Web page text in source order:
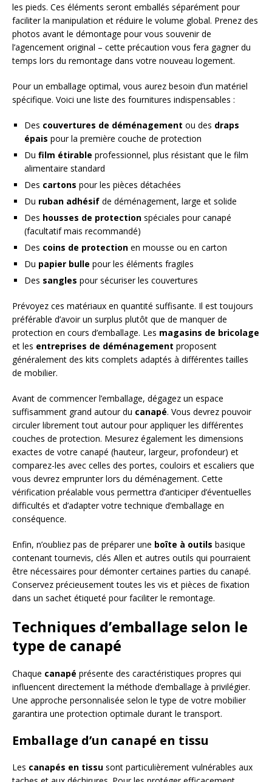
les pieds. Ces éléments seront emballés séparément pour
faciliter la manipulation et réduire le volume global. Prenez des
photos avant le démontage pour vous souvenir de
l’agencement original – cette précaution vous fera gagner du
temps lors du remontage dans votre nouveau logement.
Pour un emballage optimal, vous aurez besoin d’un matériel
spécifique. Voici une liste des fournitures indispensables :
Des couvertures de déménagement ou des draps
épais pour la première couche de protection
Du film étirable professionnel, plus résistant que le film
alimentaire standard
Des cartons pour les pièces détachées
Du ruban adhésif de déménagement, large et solide
Des housses de protection spéciales pour canapé
(facultatif mais recommandé)
Des coins de protection en mousse ou en carton
Du papier bulle pour les éléments fragiles
Des sangles pour sécuriser les couvertures
Prévoyez ces matériaux en quantité suffisante. Il est toujours
préférable d’avoir un surplus plutôt que de manquer de
protection en cours d’emballage. Les magasins de bricolage
et les entreprises de déménagement proposent
généralement des kits complets adaptés à différentes tailles
de mobilier.
Avant de commencer l’emballage, dégagez un espace
suffisamment grand autour du canapé. Vous devrez pouvoir
circuler librement tout autour pour appliquer les différentes
couches de protection. Mesurez également les dimensions
exactes de votre canapé (hauteur, largeur, profondeur) et
comparez-les avec celles des portes, couloirs et escaliers que
vous devrez emprunter lors du déménagement. Cette
vérification préalable vous permettra d’anticiper d’éventuelles
difficultés et d’adapter votre technique d’emballage en
conséquence.
Enfin, n’oubliez pas de préparer une boîte à outils basique
contenant tournevis, clés Allen et autres outils qui pourraient
être nécessaires pour démonter certaines parties du canapé.
Conservez précieusement toutes les vis et pièces de fixation
dans un sachet étiqueté pour faciliter le remontage.
Techniques d’emballage selon le
type de canapé
Chaque canapé présente des caractéristiques propres qui
influencent directement la méthode d’emballage à privilégier.
Une approche personnalisée selon le type de votre mobilier
garantira une protection optimale durant le transport.
Emballage d’un canapé en tissu
Les canapés en tissu sont particulièrement vulnérables aux